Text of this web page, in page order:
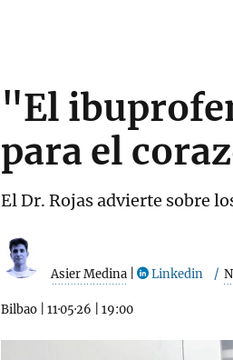
"El
para el
El Dr. Rojas advierte sobre
Asier Medina Linkedin
Bilbao 11·05·26 19:00